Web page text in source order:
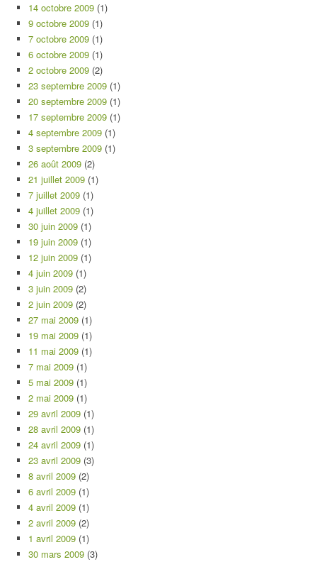
14 octobre 2009 (1)
9 octobre 2009 (1)
7 octobre 2009 (1)
6 octobre 2009 (1)
2 octobre 2009 (2)
23 septembre 2009 (1)
20 septembre 2009 (1)
17 septembre 2009 (1)
4 septembre 2009 (1)
3 septembre 2009 (1)
26 août 2009 (2)
21 juillet 2009 (1)
7 juillet 2009 (1)
4 juillet 2009 (1)
30 juin 2009 (1)
19 juin 2009 (1)
12 juin 2009 (1)
4 juin 2009 (1)
3 juin 2009 (2)
2 juin 2009 (2)
27 mai 2009 (1)
19 mai 2009 (1)
11 mai 2009 (1)
7 mai 2009 (1)
5 mai 2009 (1)
2 mai 2009 (1)
29 avril 2009 (1)
28 avril 2009 (1)
24 avril 2009 (1)
23 avril 2009 (3)
8 avril 2009 (2)
6 avril 2009 (1)
4 avril 2009 (1)
2 avril 2009 (2)
1 avril 2009 (1)
30 mars 2009 (3)